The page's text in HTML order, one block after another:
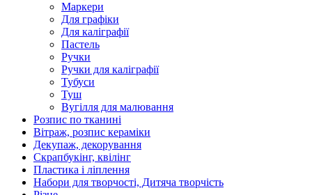
Маркери
Для графіки
Для каліграфії
Пастель
Ручки
Ручки для каліграфії
Тубуси
Туш
Вугілля для малювання
Розпис по тканині
Вітраж, розпис кераміки
Декупаж, декорування
Скрапбукінг, квілінг
Пластика і ліплення
Набори для творчості, Дитяча творчість